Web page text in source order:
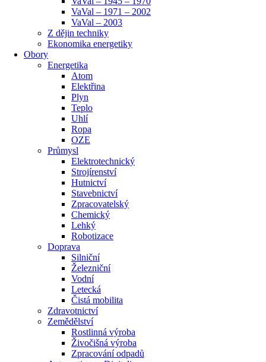
VaVal – 1971 – 2002
VaVal – 2003
Z dějin techniky
Ekonomika energetiky
Obory
Energetika
Atom
Elektřina
Plyn
Teplo
Uhlí
Ropa
OZE
Průmysl
Elektrotechnický
Strojírenství
Hutnictví
Stavebnictví
Zpracovatelský
Chemický
Lehký
Robotizace
Doprava
Silniční
Železniční
Vodní
Letecká
Čistá mobilita
Zdravotnictví
Zemědělství
Rostlinná výroba
Živočišná výroba
Zpracování odpadů